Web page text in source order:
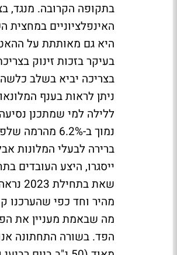
בתקופה הקרובה. מנגד,
האינפלציוניים במחצית
בעיקר בזכות זינוק
בצריכה יביא בשלב
נמוך ב-6.2%
ברירה לבעלי המלונות
ייסגרו, היצע העובדים
שאת
מה שבאמת מעניין את
הפד. בשורה התחתונה